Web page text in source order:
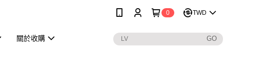
0 TWD
關於收購